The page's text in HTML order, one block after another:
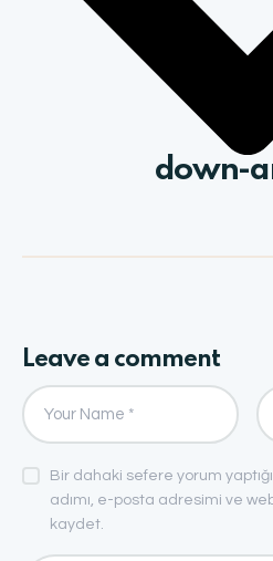
down-
Leave a comment
Bir dahaki sefere yorum
adımı, e-posta adresimi ve
kaydet.